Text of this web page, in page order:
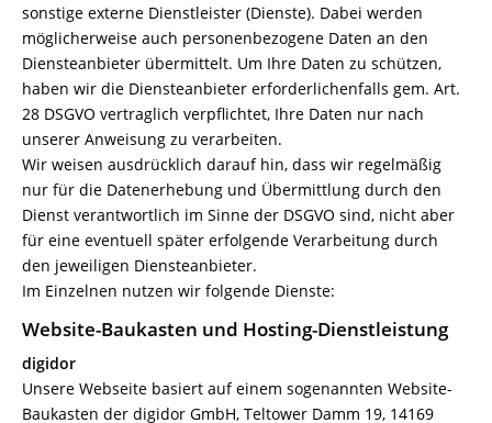
sonstige externe Dienstleister (Dienste). Dabei werden
möglicherweise auch personenbezogene Daten an den
Diensteanbieter übermittelt. Um Ihre Daten zu schützen,
haben wir die Diensteanbieter erforderlichenfalls gem. Art.
28 DSGVO vertraglich verpflichtet, Ihre Daten nur nach
unserer Anweisung zu verarbeiten.
Wir weisen ausdrücklich darauf hin, dass wir regelmäßig
nur für die Datenerhebung und Übermittlung durch den
Dienst verantwortlich im Sinne der DSGVO sind, nicht aber
für eine eventuell später erfolgende Verarbeitung durch
den jeweiligen Diensteanbieter.
Im Einzelnen nutzen wir folgende Dienste:
Website-Baukasten und Hosting-Dienstleistung
digidor
Unsere Webseite basiert auf einem sogenannten Website-
Baukasten der digidor GmbH, Teltower Damm 19, 14169